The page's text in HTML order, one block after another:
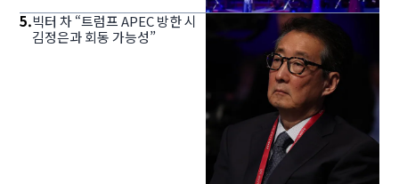
5.빅터 차 “트럼프 APEC 방한 시
김정은과 회동 가능성”